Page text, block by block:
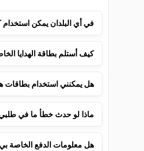
في أي البلدان يمكن استخدام
كيف أستلم بطاقة الهدايا
هل يمكنني استخدام بطاقات
ماذا لو حدث خطأ ما في
هل معلومات الدفع الخاصة